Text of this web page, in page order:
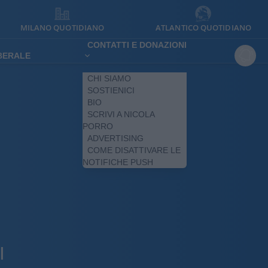
MILANO QUOTIDIANO ATLANTICO QUOTIDIANO
CONTATTI E DONAZIONI
CHI SIAMO
SOSTIENICI
BIO
SCRIVI A NICOLA
PORRO
ADVERTISING
COME DISATTIVARE LE
NOTIFICHE PUSH